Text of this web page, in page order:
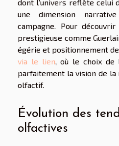
dont l’univers reflète celui
une dimension
campagne. Pour
prestigieuse comme
égérie et positionnement
via le lien, où le choix de
parfaitement la vision de la
olfactif.
Évolution des
olfactives